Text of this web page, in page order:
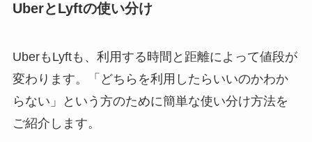
UberとLyftの使い分け
UberもLyftも、利用する時間と距離によって値段が
変わります。「どちらを利用したらいいのかわか
らない」という方のために簡単な使い分け方法を
ご紹介します。